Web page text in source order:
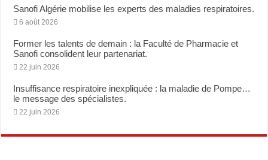
Sanofi Algérie mobilise les experts des maladies respiratoires.
6 août 2026
Former les talents de demain : la Faculté de Pharmacie et
Sanofi consolident leur partenariat.
22 juin 2026
Insuffisance respiratoire inexpliquée : la maladie de Pompe…
le message des spécialistes.
22 juin 2026